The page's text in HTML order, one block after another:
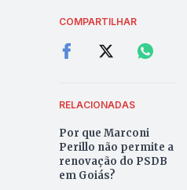
COMPARTILHAR
RELACIONADAS
Por que Marconi
Perillo não permite a
renovação do PSDB
em Goiás?